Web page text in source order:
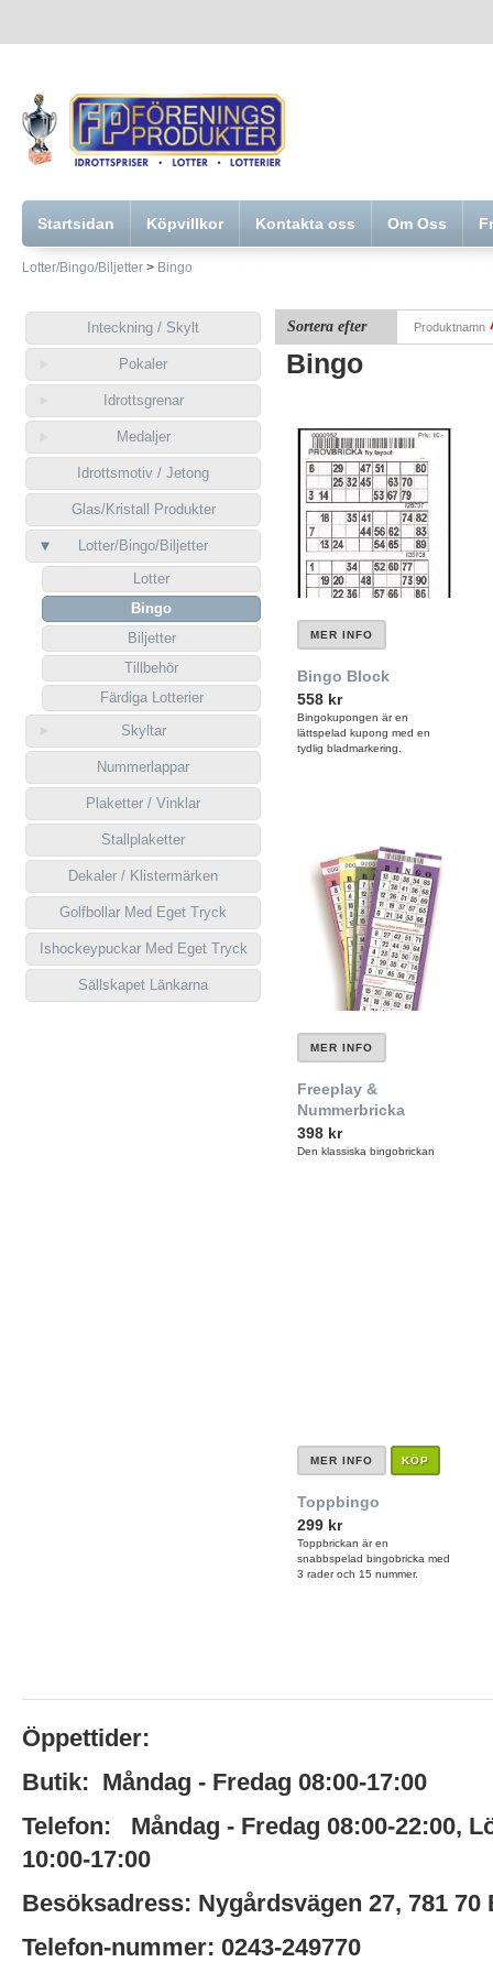
Startsidan Köpvillkor Kontakta oss Om Oss
Lotter/Bingo/Biljetter > Bingo
Inteckning / Skylt
Pokaler
Idrottsgrenar
Medaljer
Idrottsmotiv / Jetong
Glas/Kristall Produkter
Lotter/Bingo/Biljetter
Lotter
Bingo
Biljetter
Tillbehör
Färdiga Lotterier
Skyltar
Nummerlappar
Plaketter / Vinklar
Stallplaketter
Dekaler / Klistermärken
Golfbollar Med Eget Tryck
Ishockeypuckar Med Eget Tryck
Sällskapet Länkarna
Sortera efter Produktnamn
Bingo
MER INFO
Bingo Block
558 kr
Bingokupongen är en
lättspelad kupong med en
tydlig bladmarkering.
MER INFO
Freeplay &
Nummerbricka
398 kr
Den klassiska bingobrickan
MER INFO KÖP
Toppbingo
299 kr
Toppbrickan är en
snabbspelad bingobricka med
3 rader och 15 nummer.
Öppettider:
Butik: Måndag - Fredag 08:00-17:00
Telefon: Måndag - Fredag 08:00-22:00,
10:00-17:00
Besöksadress: Nygårdsvägen 27, 781 70
Telefon-nummer: 0243-249770